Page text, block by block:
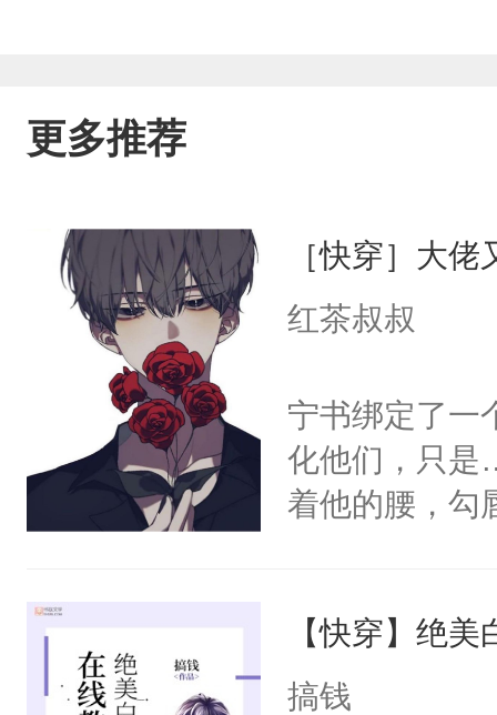
更多推荐
［快穿］大
红茶叔叔
宁书绑定了一
化他们，只是
着他的腰，勾
来，给老公
用力——为你
【快穿】绝
搞钱